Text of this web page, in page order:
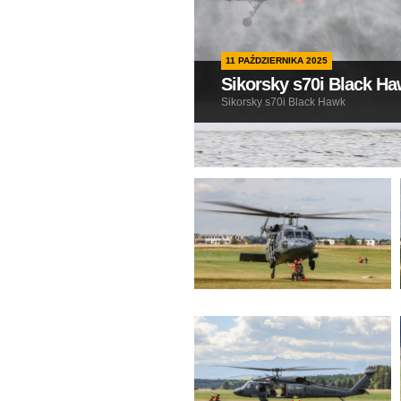
11 PAŹDZIERNIKA 2025
Sikorsky s70i Black
Sikorsky s70i Black Hawk